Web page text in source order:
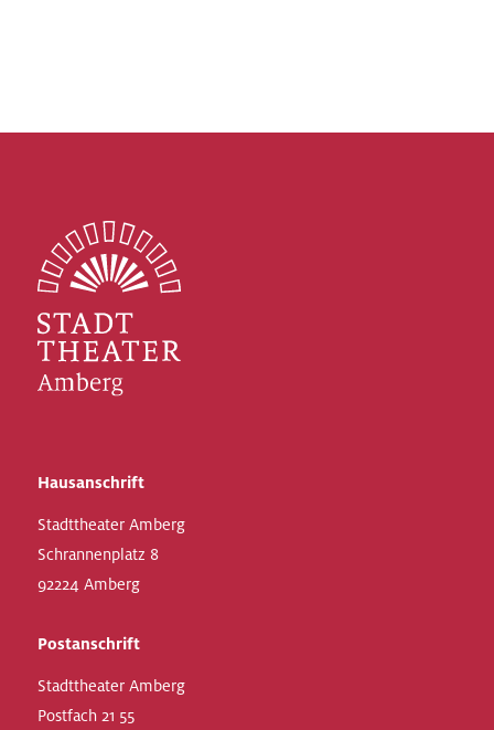
Hausanschrift
Stadttheater Amberg
Schrannenplatz 8
92224 Amberg
Postanschrift
Stadttheater Amberg
Postfach 21 55